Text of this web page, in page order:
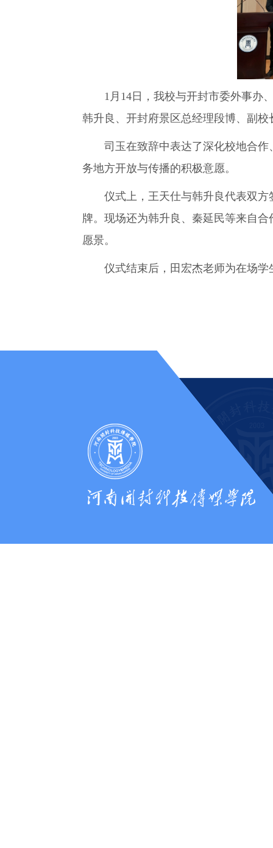
1月14日，我校与开封市委外事办、
韩升良、开封府景区总经理段博、副
司玉在致辞中表达了深化校地合作
务地方开放与传播的积极意愿。
仪式上，王天仕与韩升良代表双方
牌。现场还为韩升良、秦延民等来自
愿景。
仪式结束后，田宏杰老师为在场学